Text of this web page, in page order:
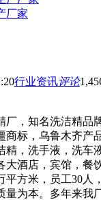
厂家
行业资讯评论
厂，知名洗洁精品
商标，乌鲁木齐产
精，洗手液，洗车
大酒店，宾馆，餐
平方米，员工30人
量为本。多年来我